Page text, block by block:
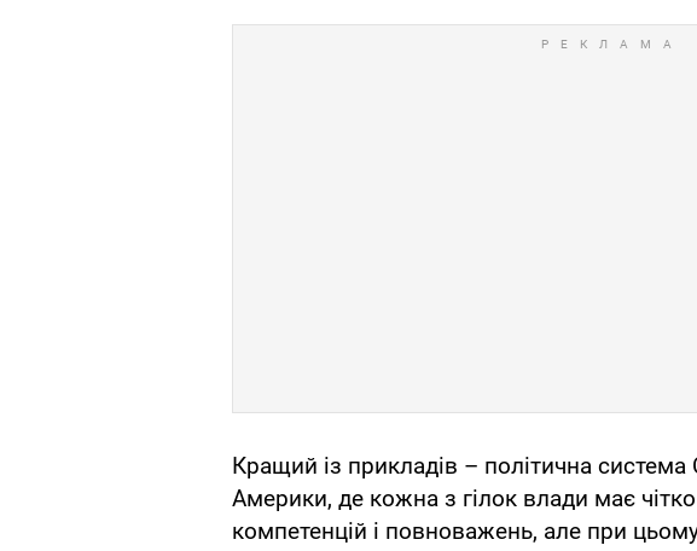
Кращий із прикладів – політична система
Америки, де кожна з гілок влади має
компетенцій і повноважень, але при